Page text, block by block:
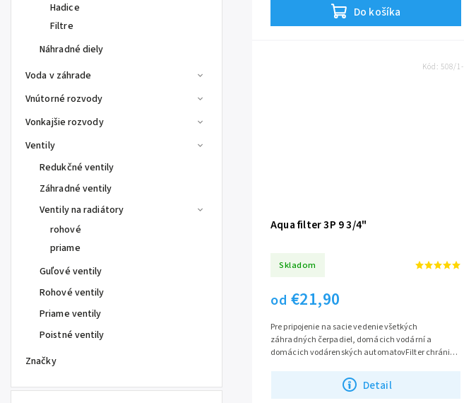
Hadice
Filtre
Náhradné diely
Voda v záhrade
Vnútorné rozvody
Vonkajšie rozvody
Ventily
Redukčné ventily
Záhradné ventily
Ventily na radiátory
rohové
priame
Guľové ventily
Rohové ventily
Priame ventily
Poistné ventily
Značky
Do košíka
Aqua filter 3P 9 3/4"
Skladom
od €21,90
Detail
Pre pripojenie na sacie vedenie všetkých
záhradných čerpadiel, domácich vodární a
domácich vodárenských automatovFilter chráni
Kód: 508/1-